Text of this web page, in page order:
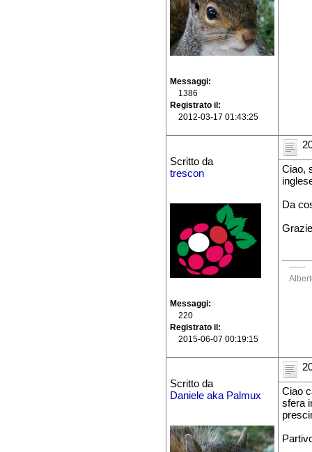
Messaggi
1386
Registrato il
2012-03-17 01:43:25
Scritto da
trescon
Messaggi
220
Registrato il
2015-06-07 00:19:15
Ciao,
Da
Grazie
------
Scritto da
Daniele aka Palmux
Ciao
sfera